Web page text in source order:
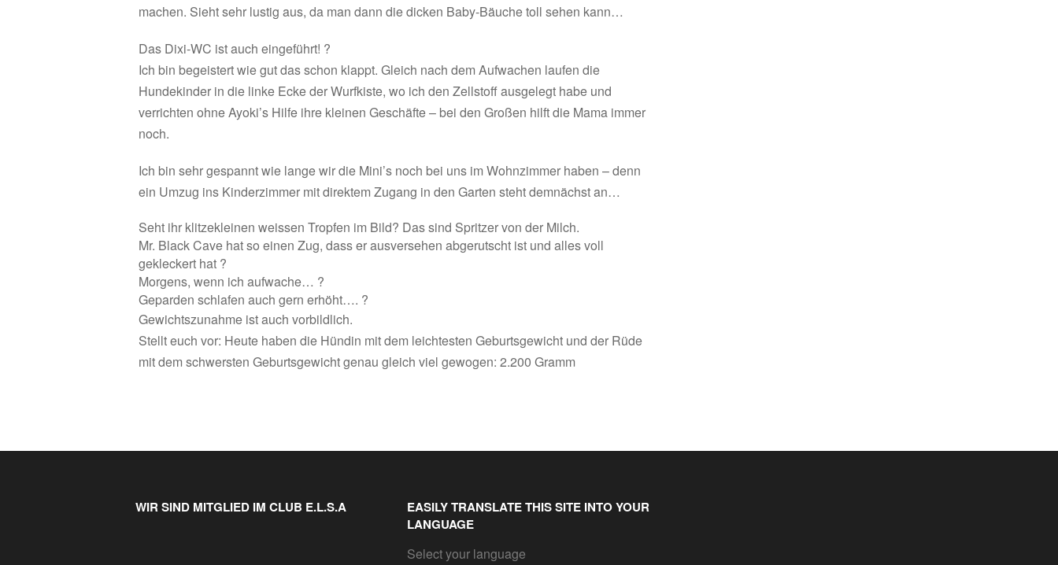
machen. Sieht sehr lustig aus, da man dann die dicken Baby-Bäuche toll sehen kann…
Das Dixi-WC ist auch eingeführt! ?
Ich bin begeistert wie gut das schon klappt. Gleich nach dem Aufwachen laufen die
Hundekinder in die linke Ecke der Wurfkiste, wo ich den Zellstoff ausgelegt habe und
verrichten ohne Ayoki’s Hilfe ihre kleinen Geschäfte – bei den Großen hilft die Mama immer
noch.
Ich bin sehr gespannt wie lange wir die Mini’s noch bei uns im Wohnzimmer haben – denn
ein Umzug ins Kinderzimmer mit direktem Zugang in den Garten steht demnächst an…
Seht ihr klitzekleinen weissen Tropfen im Bild? Das sind Spritzer von der Milch.
Mr. Black Cave hat so einen Zug, dass er ausversehen abgerutscht ist und alles voll
gekleckert hat ?
Morgens, wenn ich aufwache… ?
Geparden schlafen auch gern erhöht…. ?
Gewichtszunahme ist auch vorbildlich.
Stellt euch vor: Heute haben die Hündin mit dem leichtesten Geburtsgewicht und der Rüde
mit dem schwersten Geburtsgewicht genau gleich viel gewogen: 2.200 Gramm
WIR SIND MITGLIED IM CLUB E.L.S.A
EASILY TRANSLATE THIS SITE INTO YOUR
LANGUAGE
Select your language